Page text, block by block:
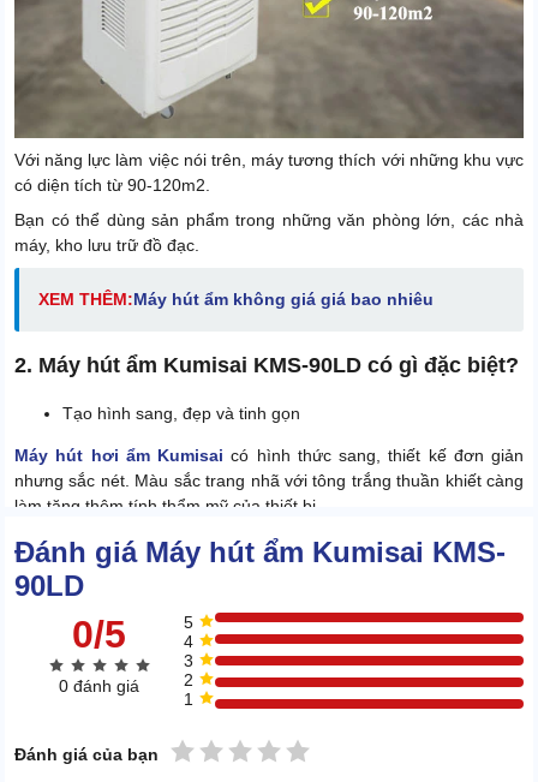
Với năng lực làm việc nói trên, máy tương thích với những khu vực
có diện tích từ 90-120m2.
Bạn có thể dùng sản phẩm trong những văn phòng lớn, các nhà
máy, kho lưu trữ đồ đạc.
XEM THÊM:Máy hút ẩm không giá giá bao nhiêu
2. Máy hút ẩm Kumisai KMS-90LD có gì đặc biệt?
Tạo hình sang, đẹp và tinh gọn
Máy hút hơi ẩm Kumisai có hình thức sang, thiết kế đơn giản
nhưng sắc nét. Màu sắc trang nhã với tông trắng thuần khiết càng
làm tăng thêm tính thẩm mỹ của thiết bị.
Đánh giá Máy hút ẩm Kumisai KMS-
90LD
0/5
0 đánh giá
5
4
3
2
1
Đánh giá của bạn 5 sao
4 sao
3 sao
2 sao
1 sao